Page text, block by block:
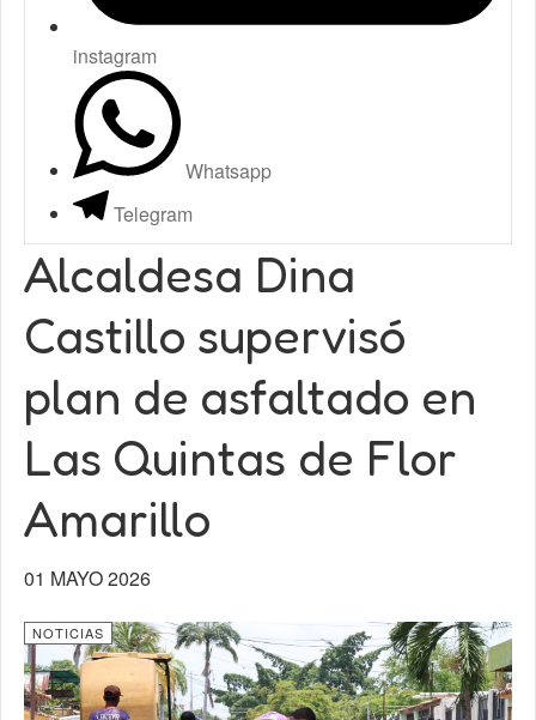
instagram
Whatsapp
Telegram
Alcaldesa Dina
Castillo supervisó
plan de asfaltado en
Las Quintas de Flor
Amarillo
01 MAYO 2026
NOTICIAS